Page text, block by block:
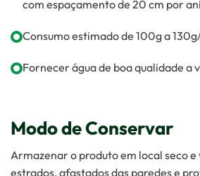
com espaçamento de 20 cm por
Consumo estimado de 100g a
Fornecer água de boa qualidade a
Modo de Conservar
Armazenar o produto em local seco
estrados, afastados das paredes e